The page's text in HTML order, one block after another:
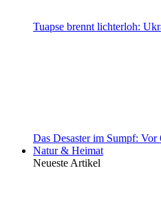
Tuapse brennt lichterloh:
Das Desaster im Sumpf:
Natur & Heimat
Neueste Artikel